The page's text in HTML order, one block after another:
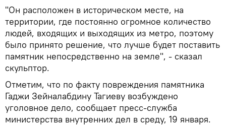
"Он расположен в историческом месте, на
территории, где постоянно огромное количество
людей, входящих и выходящих из метро, поэтому
было принято решение, что лучше будет поставить
памятник непосредственно на земле", - сказал
скульптор.
Отметим, что по факту повреждения памятника
Гаджи Зейналабдину Тагиеву возбуждено
уголовное дело, сообщает пресс-служба
министерства внутренних дел в среду, 19 января.